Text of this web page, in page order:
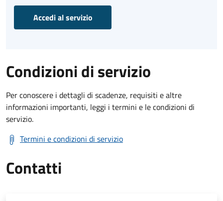
Accedi al servizio
Condizioni di servizio
Per conoscere i dettagli di scadenze, requisiti e altre
informazioni importanti, leggi i termini e le condizioni di
servizio.
Termini e condizioni di servizio
Contatti